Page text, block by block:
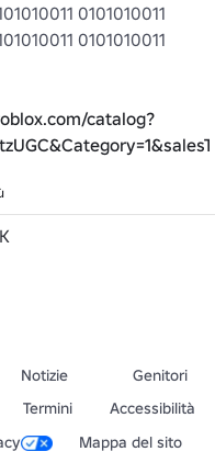
0101010011
0101010011
catalog?
Notizie
Genitori
Termini
Accessibilità
Mappa del sito